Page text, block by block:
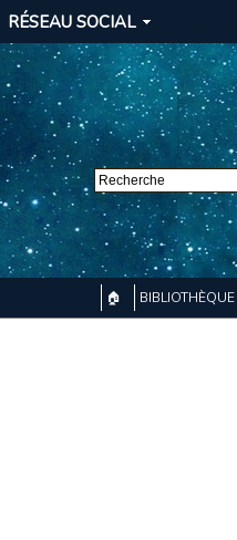
RÉSEAU SOCIAL
🏠 BIBLIOTHÈQUE